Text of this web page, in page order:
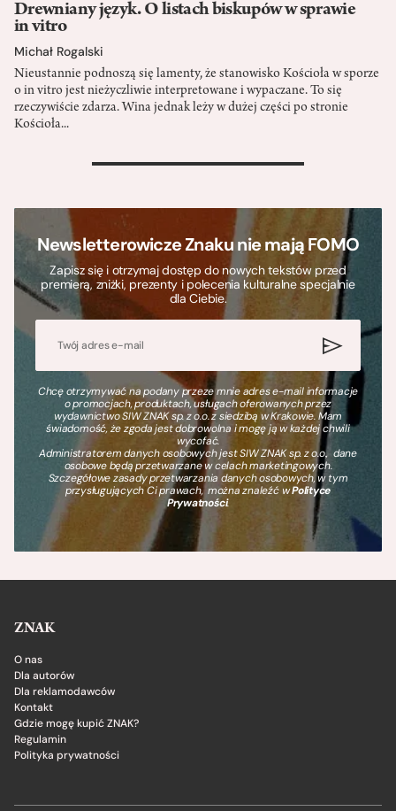
Drewniany język. O listach biskupów w sprawie
in vitro
Michał Rogalski
Nieustannie podnoszą się lamenty, że stanowisko Kościoła w sporze
o in vitro jest nieżyczliwie interpretowane i wypaczane. To się
rzeczywiście zdarza. Wina jednak leży w dużej części po stronie
Kościoła...
>
Newsletterowicze Znaku nie mają FOMO
Zapisz się i otrzymaj dostęp do nowych tekstów przed
premierą, zniżki, prezenty i polecenia kulturalne specjalnie
dla Ciebie.
Chcę otrzymywać na podany przeze mnie adres e-mail informacje
o promocjach, produktach, usługach oferowanych przez
wydawnictwo SIW ZNAK sp. z o.o. z siedzibą w Krakowie. Mam
świadomość, że zgoda jest dobrowolna i mogę ją w każdej chwili
wycofać.
Administratorem danych osobowych jest SIW ZNAK sp. z o.o., dane
osobowe będą przetwarzane w celach marketingowych.
Szczegółowe zasady przetwarzania danych osobowych, w tym
przysługujących Ci prawach, można znaleźć wPolityce
Prywatności.
ZNAK
O nas
Dla autorów
Dla reklamodawców
Kontakt
Gdzie mogę kupić ZNAK?
Regulamin
Polityka prywatności